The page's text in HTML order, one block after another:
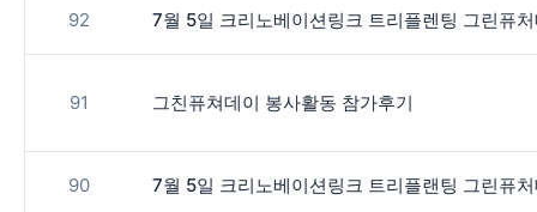
92 7월 5일 크리노베이션링크 트리플렌팅 그린퓨
91 그친퓨쳐데이 봉사활동 참가후기
90 7월 5일 크리노베이션링크 트리플랜팅 그린퓨